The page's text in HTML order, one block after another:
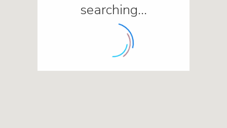
searching...